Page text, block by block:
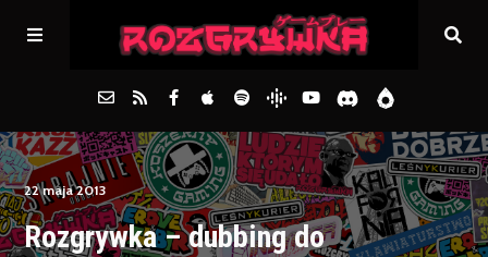
Główna
Archiwum
22 maja 2013
Rozgrywka – dubbing do